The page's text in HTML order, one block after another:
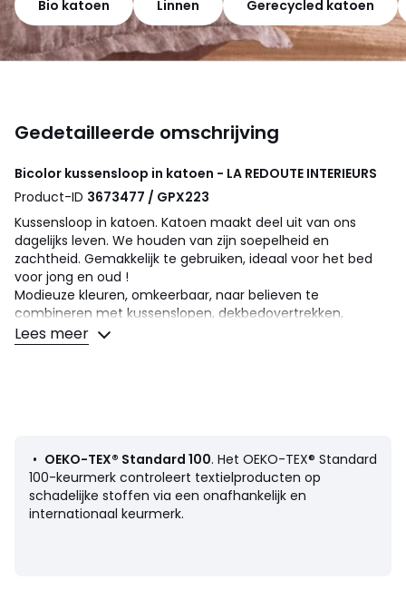
Bio katoen Linnen Gerecycled katoen
Gedetailleerde omschrijving
Bicolor kussensloop in katoen - LA REDOUTE INTERIEURS
Product-ID 3673477 / GPX223
Kussensloop in katoen. Katoen maakt deel uit van ons
dagelijks leven. We houden van zijn soepelheid en
zachtheid. Gemakkelijk te gebruiken, ideaal voor het bed
voor jong en oud !
Modieuze kleuren, omkeerbaar, naar believen te
combineren met kussenslopen, dekbedovertrekken,
hoeslakens en lakens SCENARIO UNI.
Onderhoud
• Wassen op 60°
• Door te wassen op 40° in plaats van 60°, verminder je
Lees meer
• OEKO-TEX® Standard 100. Het OEKO-TEX® Standard
100-keurmerk controleert textielproducten op
schadelijke stoffen via een onafhankelijk en
internationaal keurmerk.